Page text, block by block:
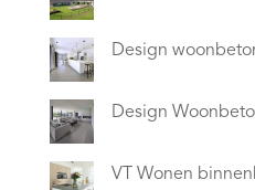
Design
Design
VT Wonen